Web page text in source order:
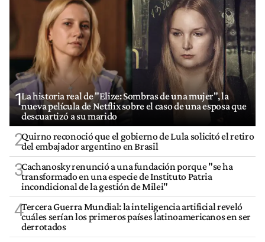
1La historia real de "Elize: Sombras de una mujer", la
nueva película de Netflix sobre el caso de una esposa que
descuartizó a su marido
2Quirno reconoció que el gobierno de Lula solicitó el retiro
del embajador argentino en Brasil
3Cachanosky renunció a una fundación porque "se ha
transformado en una especie de Instituto Patria
incondicional de la gestión de Milei"
4Tercera Guerra Mundial: la inteligencia artificial reveló
cuáles serían los primeros países latinoamericanos en ser
derrotados